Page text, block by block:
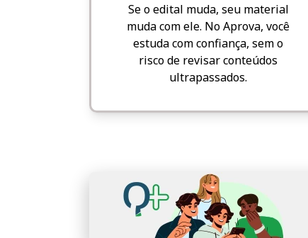
Se o edital muda, seu material
muda com ele. No Aprova, você
estuda com confiança, sem o
risco de revisar conteúdos
ultrapassados.